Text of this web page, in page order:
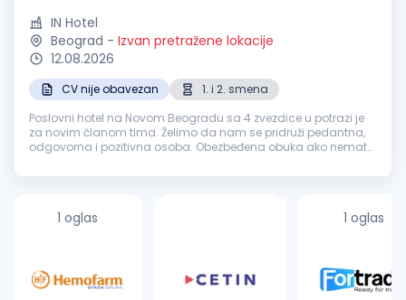
IN Hotel
Beograd - Izvan pretražene lokacije
12.08.2026
CV nije obavezan
1. i 2. smena
Poslovni hotel na Novom Beogradu sa 4 zvezdice u potrazi je
za novim članom tima. Želimo da nam se pridruži pedantna,
odgovorna i pozitivna osoba. Obezbeđena obuka ako nemate
poslovim...
1 oglas 1 oglas